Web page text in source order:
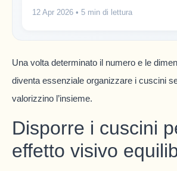
12 Apr 2026 • 5 min di lettura
Una volta determinato il numero e le
diventa essenziale organizzare i cuscini
valorizzino l’insieme.
Disporre i cuscini
effetto visivo